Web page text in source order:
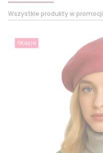
Wszystkie produkty w promocji
Okazja